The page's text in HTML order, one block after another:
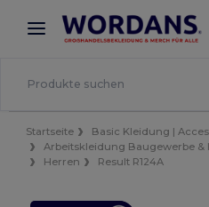
× Wordans App
Bessere Preise in der App!
Startseite Basic Kleidung |
Arbeitskleidung Baugewerbe &
Herren
Result R124A